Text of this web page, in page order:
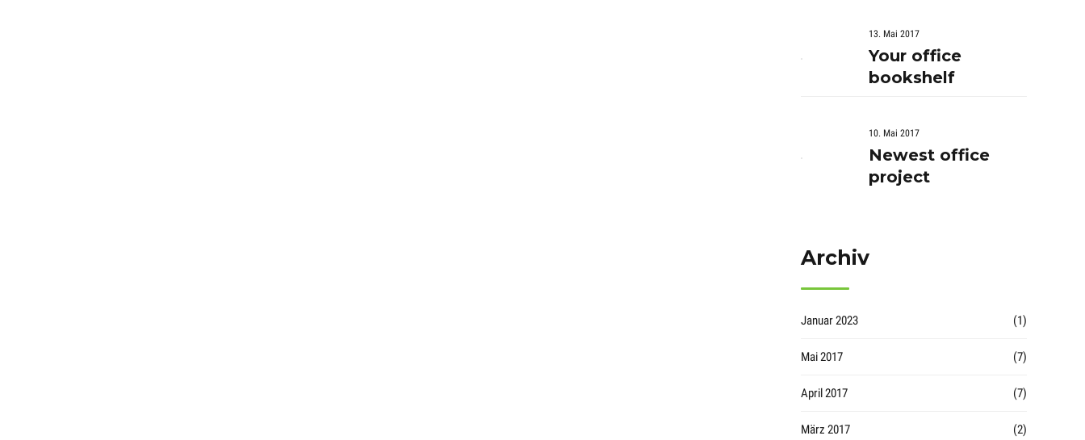
13. Mai 2017
Your office
bookshelf
10. Mai 2017
Newest office
project
Archiv
Januar 2023 (1)
Mai 2017 (7)
April 2017 (7)
März 2017 (2)